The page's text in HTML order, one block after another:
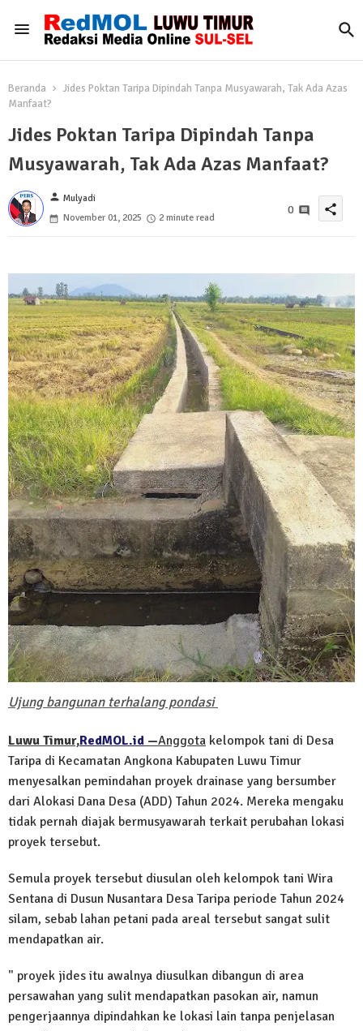
Beranda
Jides Poktan Taripa Dipindah Tanpa Musyawarah, Tak Ada Azas
Manfaat?
Jides Poktan Taripa Dipindah Tanpa
Musyawarah, Tak Ada Azas Manfaat?
person Mulyadi
November 01, 2025
2 minute read
0 share
Ujung bangunan terhalang pondasi
Luwu Timur,RedMOL.id —Anggota kelompok tani di Desa
Taripa di Kecamatan Angkona Kabupaten Luwu Timur
menyesalkan pemindahan proyek drainase yang bersumber
dari Alokasi Dana Desa (ADD) Tahun 2024. Mereka mengaku
tidak pernah diajak bermusyawarah terkait perubahan lokasi
proyek tersebut.
Semula proyek tersebut diusulan oleh kelompok tani Wira
Sentana di Dusun Nusantara Desa Taripa periode Tahun 2024
silam, sebab lahan petani pada areal tersebut sangat sulit
mendapatkan air.
" proyek jides itu awalnya diusulkan dibangun di area
persawahan yang sulit mendapatkan pasokan air, namun
pengerjaannya dipindahkan ke lokasi lain tanpa penjelasan